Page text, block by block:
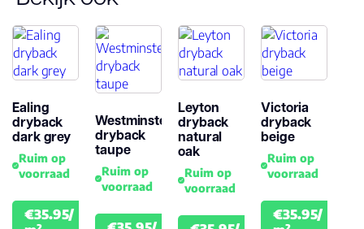
Ealing
dryback
dark grey
Ruim op
voorraad
€35.95/
€39.95
Westminster
dryback
taupe
Ruim op
voorraad
Leyton
dryback
natural
oak
Ruim op
voorraad
Victoria
dryback
beige
Ruim op
voorraad
€35.95/